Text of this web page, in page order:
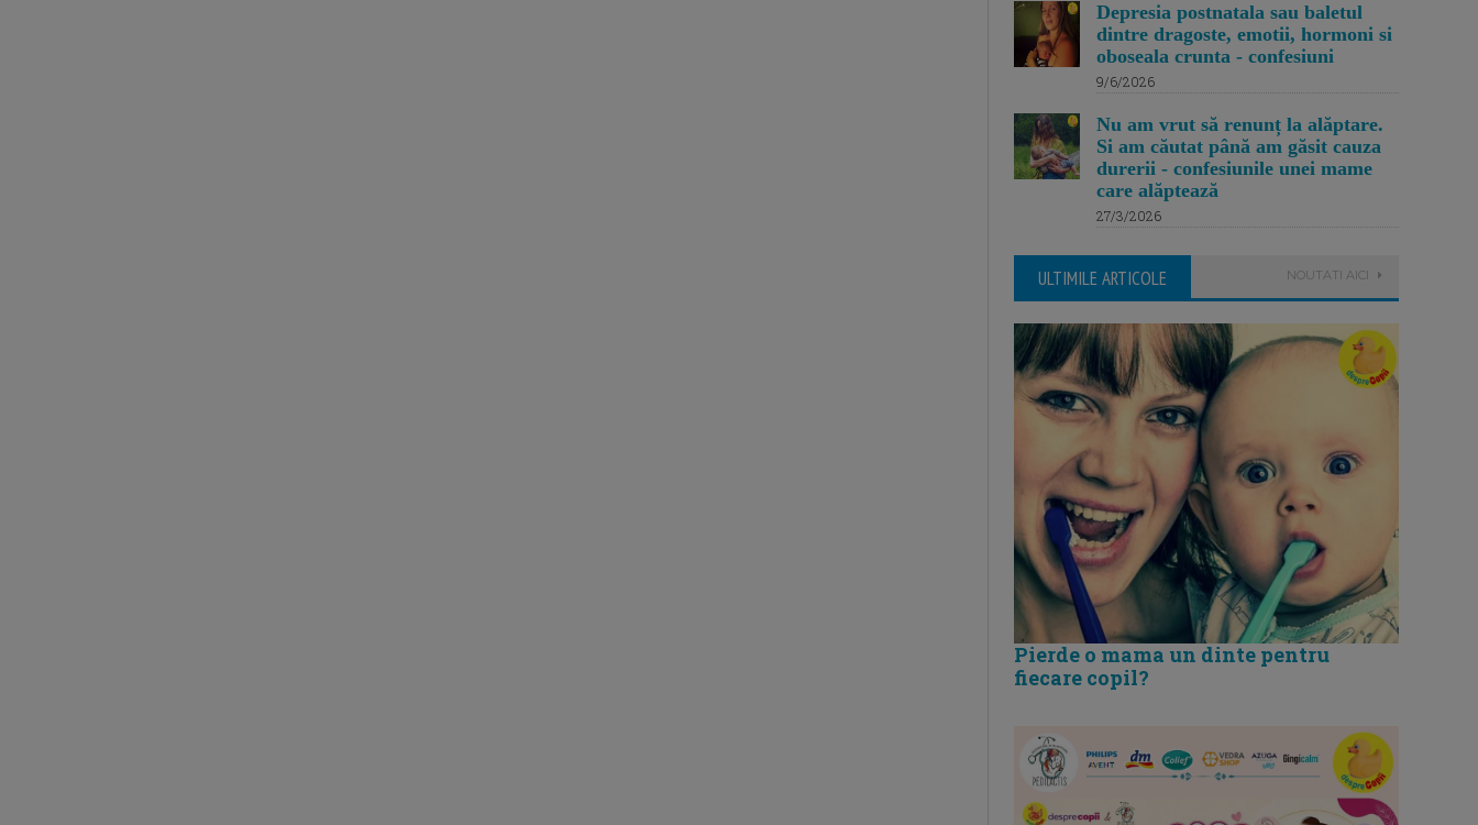
Depresia postnatala sau baletul
dintre dragoste, emotii, hormoni si
oboseala crunta - confesiuni
9/6/2026
Nu am vrut să renunț la alăptare.
Si am căutat până am găsit cauza
durerii - confesiunile unei mame
care alăptează
27/3/2026
ULTIMILE ARTICOLE NOUTATI AICI
Pierde o mama un dinte pentru
fiecare copil?